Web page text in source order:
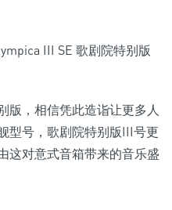
版，相信凭此造诣让更多人
型号，歌剧院特别版III号更
这对意式音箱带来的音乐盛